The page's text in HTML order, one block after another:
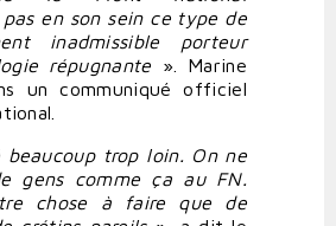
pas en son sein ce type de
inadmissible porteur
répugnante ». Marine
un communiqué officiel
beaucoup trop loin. On ne
gens comme ça au FN.
chose à faire que de